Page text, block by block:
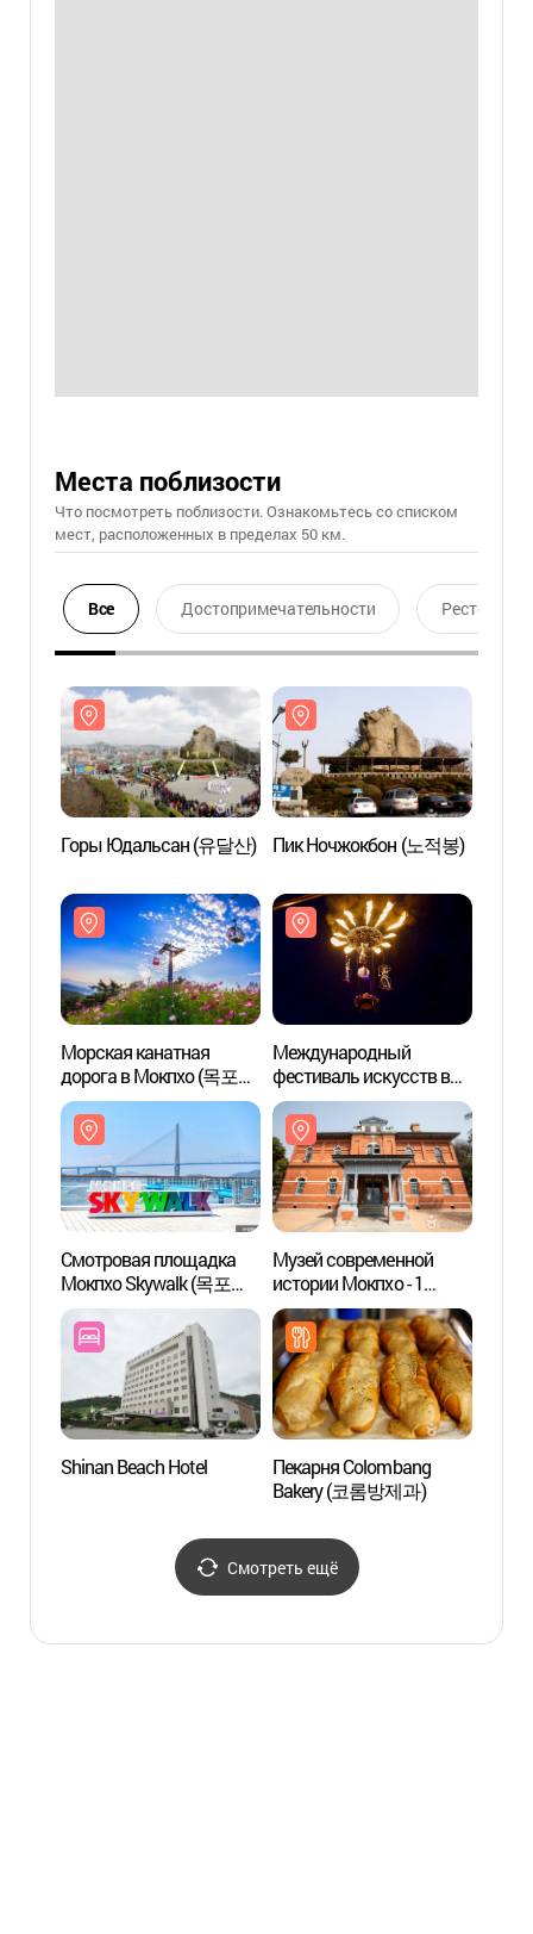
Места поблизости
Что посмотреть поблизости. Ознакомьтесь со списком
мест, расположенных в пределах 50 км.
Все Достопримечательности Ресторан
Горы Юдальсан (유달산) Пик Ночжокбон (노적봉)
Морская канатная
дорога в Мокпхо (목포
해상케이블카)
Международный
фестиваль искусств в
Мокпхо
(목포세계마당페스티벌,
Mokpo International
Madang Art Festival)
Смотровая площадка
Мокпхо Skywalk (목포
스카이워크)
Музей современной
истории Мокпхо - 1
здание (목포근대역사관
1관)
Shinan Beach Hotel
Пекарня Colombang
Bakery (코롬방제과)
Смотреть ещё